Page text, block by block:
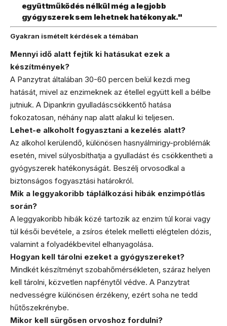
együttműködés nélkül még a legjobb
gyógyszerek sem lehetnek hatékonyak."
Gyakran ismételt kérdések a témában
Mennyi idő alatt fejtik ki hatásukat ezek a
készítmények?
A Panzytrat általában 30-60 percen belül kezdi meg
hatását, mivel az enzimeknek az étellel együtt kell a bélbe
jutniuk. A Dipankrin gyulladáscsökkentő hatása
fokozatosan, néhány nap alatt alakul ki teljesen.
Lehet-e alkoholt fogyasztani a kezelés alatt?
Az alkohol kerülendő, különösen hasnyálmirigy-problémák
esetén, mivel súlyosbíthatja a gyulladást és csökkentheti a
gyógyszerek hatékonyságát. Beszélj orvosodkal a
biztonságos fogyasztási határokról.
Mik a leggyakoribb táplálkozási hibák enzimpótlás
során?
A leggyakoribb hibák közé tartozik az enzim túl korai vagy
túl késői bevétele, a zsíros ételek melletti elégtelen dózis,
valamint a folyadékbevitel elhanyagolása.
Hogyan kell tárolni ezeket a gyógyszereket?
Mindkét készítményt szobahőmérsékleten, száraz helyen
kell tárolni, közvetlen napfénytől védve. A Panzytrat
nedvességre különösen érzékeny, ezért soha ne tedd
hűtőszekrénybe.
Mikor kell sürgősen orvoshoz fordulni?